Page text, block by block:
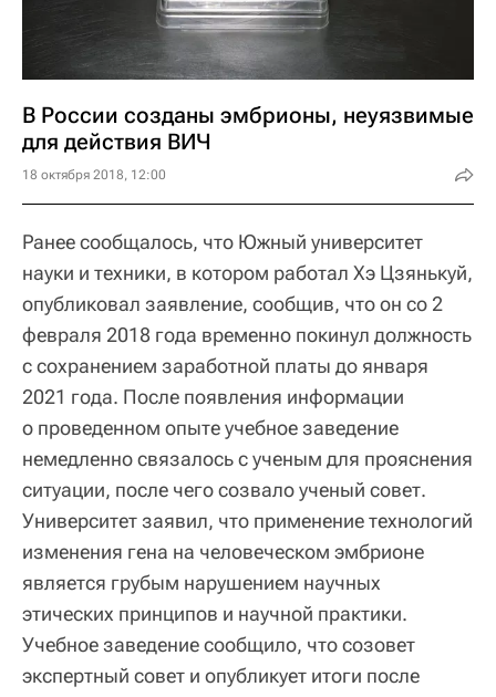
В России созданы эмбрионы, неуязвимые
для действия ВИЧ
18 октября 2018, 12:00
Ранее сообщалось, что Южный университет
науки и техники, в котором работал Хэ Цзянькуй,
опубликовал заявление, сообщив, что он со 2
февраля 2018 года временно покинул должность
с сохранением заработной платы до января
2021 года. После появления информации
о проведенном опыте учебное заведение
немедленно связалось с ученым для прояснения
ситуации, после чего созвало ученый совет.
Университет заявил, что применение технологий
изменения гена на человеческом эмбрионе
является грубым нарушением научных
этических принципов и научной практики.
Учебное заведение сообщило, что созовет
экспертный совет и опубликует итоги после